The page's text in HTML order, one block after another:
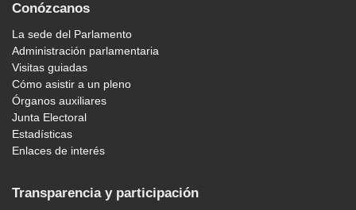
Conózcanos
La sede del Parlamento
Administración parlamentaria
Visitas guiadas
Cómo asistir a un pleno
Órganos auxiliares
Junta Electoral
Estadísticas
Enlaces de interés
Transparencia y participación